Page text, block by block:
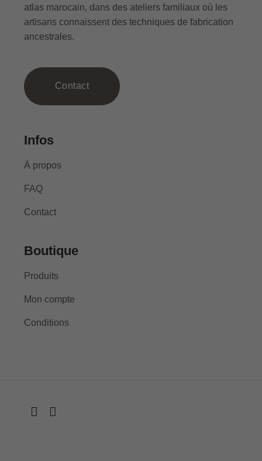
atlas marocain, dans des ateliers familiaux où les
artisans connaissent des techniques de fabrication
ancestrales.
Contact
Infos
À propos
FAQ
Contact
Boutique
Produits
Mon compte
Conditions